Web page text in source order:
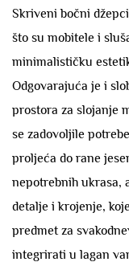
Skriveni bočni
što su mobitele i
minimalističku
Odgovarajuća je i
prostora za slojanje
se zadovoljile
proljeća do rane
nepotrebnih ukrasa,
detalje i krojenje,
predmet za
integrirati u lagan